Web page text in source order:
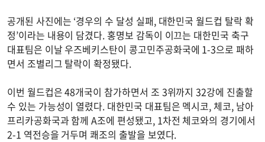
공개된 사진에는 ‘경우의 수 달성 실패, 대한민국 월드컵 탈락 확
정’이라는 내용이 담겼다. 홍명보 감독이 이끄는 대한민국 축구
대표팀은 이날 우즈베키스탄이 콩고민주공화국에 1-3으로 패하
면서 조별리그 탈락이 확정됐다.
이번 월드컵은 48개국이 참가하면서 조 3위까지 32강에 진출할
수 있는 가능성이 열렸다. 대한민국 대표팀은 멕시코, 체코, 남아
프리카공화국과 함께 A조에 편성됐고, 1차전 체코와의 경기에서
2-1 역전승을 거두며 쾌조의 출발을 보였다.